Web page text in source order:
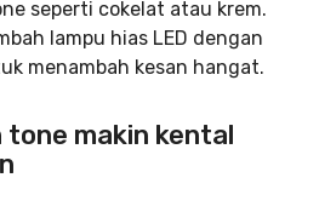
seperti cokelat atau krem.
lampu hias LED dengan
menambah kesan hangat.
tone makin kental